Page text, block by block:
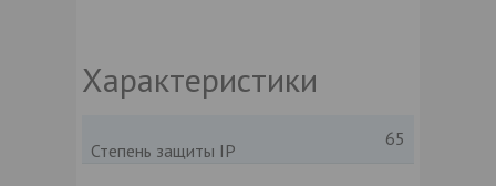
Характеристики
Степень защиты IP
65